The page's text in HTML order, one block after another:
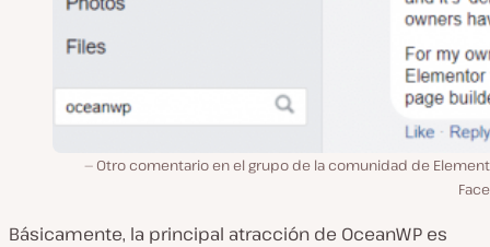
Otro comentario en el grupo de la comunidad de
Básicamente, la principal atracción de OceanWP es